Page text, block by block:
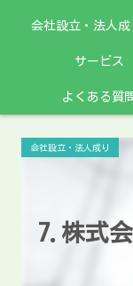
会社設立・法人成
サービス
よくある質
7.株式
会社設立・法人成り